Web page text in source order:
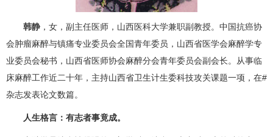
韩静 ，女，副主任医师，山西医科大学兼职副教授。中国抗癌协
会肿瘤麻醉与镇痛专业委员会全国青年委员，山西省医学会麻醉学专
业委员会秘书，山西省医师协会麻醉分会青年委员会副会长。从事临
床麻醉工作近二十年，主持山西省卫生计生委科技攻关课题一项，在#
杂志发表论文数篇。
人生格言：有志者事竟成。